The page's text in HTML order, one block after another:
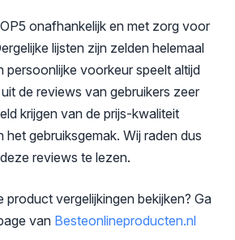
onafhankelijk en met zorg voor
lijsten zijn zelden helemaal
persoonlijke voorkeur speelt altijd
de reviews van gebruikers zeer
krijgen van de prijs-kwaliteit
het gebruiksgemak. Wij raden dus
reviews te lezen.
product vergelijkingen bekijken? Ga
van Besteonlineproducten.nl